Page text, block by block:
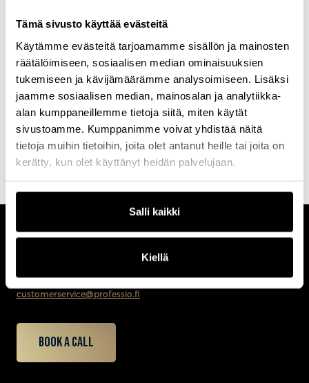
Tämä sivusto käyttää evästeitä
Käytämme evästeitä tarjoamamme sisällön ja mainosten
räätälöimiseen, sosiaalisen median ominaisuuksien
tukemiseen ja kävijämäärämme analysoimiseen. Lisäksi
jaamme sosiaalisen median, mainosalan ja analytiikka-
alan kumppaneillemme tietoja siitä, miten käytät
sivustoamme. Kumppanimme voivat yhdistää näitä
tietoja muihin tietoihin, joita olet antanut heille tai joita on
kerätty, kun olet käyttänyt heidän palvelujaan.
Salli kaikki
Kiellä
rajapinnassa, fasilitoi yhteistyötä ja kehittää toimintamalleja, jotka
Miaa motivoi designin vaikutus liiketoimintaan, kestävien
ammatillisen kasvun tukeminen.
+358 (0)20 780 6220
customerservice@professio.fi
Book a call